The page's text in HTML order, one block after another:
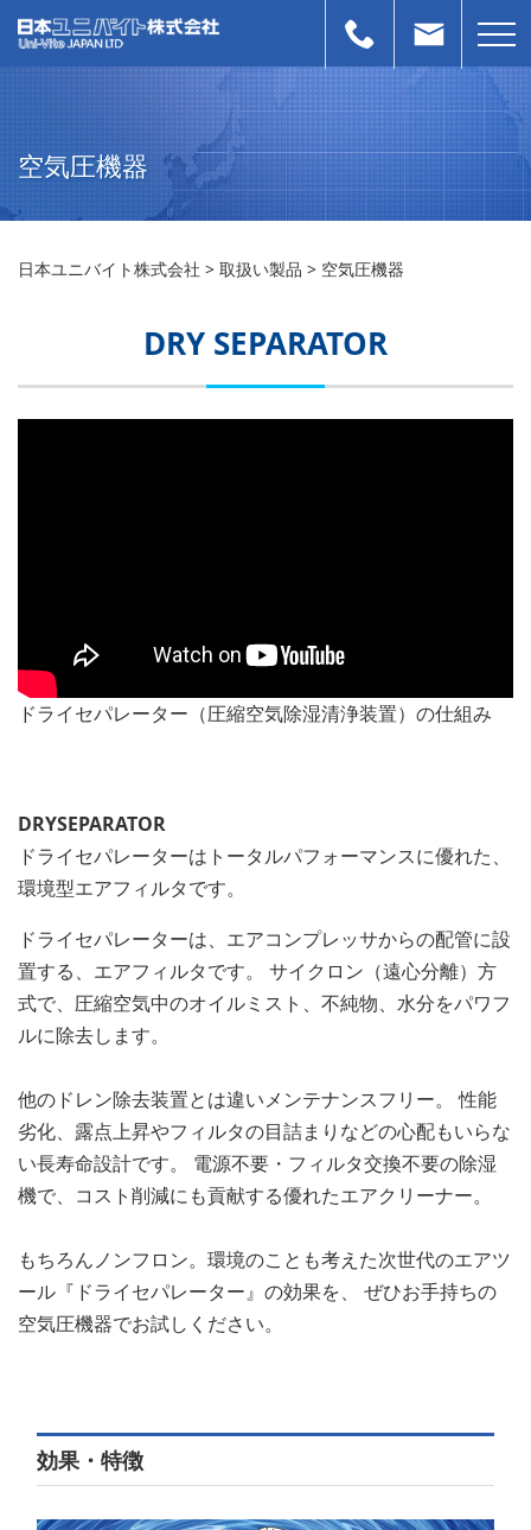
空気圧機器
日本ユニバイト株式会社 > 取扱い製品 > 空気圧機器
DRY SEPARATOR
ドライセパレーター（圧縮空気除湿清浄装置）の仕組み
DRYSEPARATOR
ドライセパレーターはトータルパフォーマンスに優れた、
環境型エアフィルタです。
ドライセパレーターは、エアコンプレッサからの配管に設
置する、エアフィルタです。 サイクロン（遠心分離）方
式で、圧縮空気中のオイルミスト、不純物、水分をパワフ
ルに除去します。
他のドレン除去装置とは違いメンテナンスフリー。 性能
劣化、露点上昇やフィルタの目詰まりなどの心配もいらな
い長寿命設計です。 電源不要・フィルタ交換不要の除湿
機で、コスト削減にも貢献する優れたエアクリーナー。
もちろんノンフロン。環境のことも考えた次世代のエアツ
ール『ドライセパレーター』の効果を、 ぜひお手持ちの
空気圧機器でお試しください。
効果・特徴